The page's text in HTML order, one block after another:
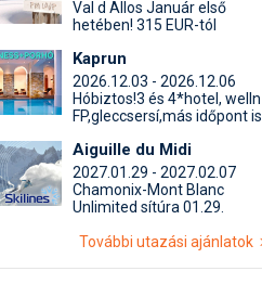
Termékkereső
egyéb síeléshez kapcsolódó téma
kapcsolatos kérdések és válaszok
beszélgetések
Val d Allos Január első
hetében! 315 EUR-tól
Kaprun
2026.12.03 - 2026.12.06
Hóbiztos!3 és 4*hotel, welln
FP,gleccsersí,más időpont is
Aiguille du Midi
2027.01.29 - 2027.02.07
Chamonix-Mont Blanc
Unlimited sítúra 01.29.
További utazási ajánlatok